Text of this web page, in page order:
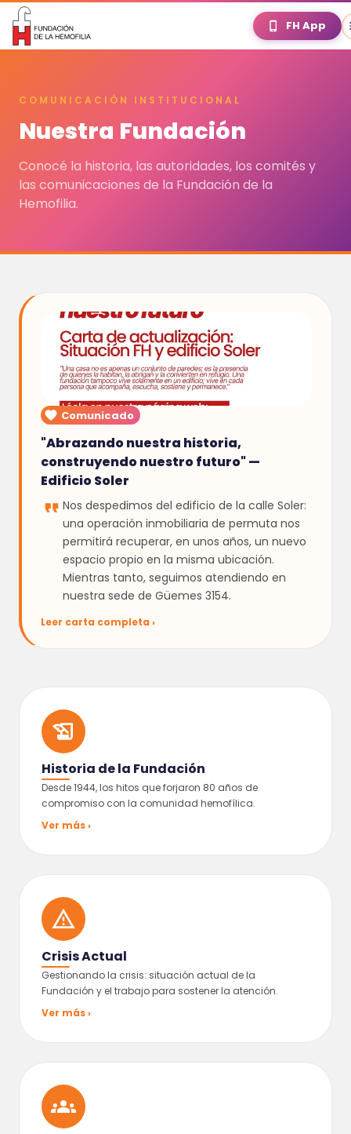
FH App
COMUNICACIÓN INSTITUCIONAL
Nuestra Fundación
Conocé la historia, las autoridades, los comités y
las comunicaciones de la Fundación de la
Hemofilia.
Comunicado
"Abrazando nuestra historia,
construyendo nuestro futuro" —
Edificio Soler
Nos despedimos del edificio de la calle Soler:
una operación inmobiliaria de permuta nos
permitirá recuperar, en unos años, un nuevo
espacio propio en la misma ubicación.
Mientras tanto, seguimos atendiendo en
nuestra sede de Güemes 3154.
Leer carta completa ›
Historia de la Fundación
Desde 1944, los hitos que forjaron 80 años de
compromiso con la comunidad hemofílica.
Ver más ›
Crisis Actual
Gestionando la crisis: situación actual de la
Fundación y el trabajo para sostener la atención.
Ver más ›